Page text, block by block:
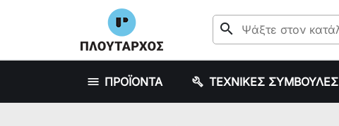
search
ΠΡΟΪΟΝΤΑ ΤΕΧΝΙΚΕΣ ΣΥΜΒΟΥΛΕΣ